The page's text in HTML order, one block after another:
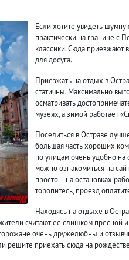
Если хотите увидеть
практически на границе с
классики. Сюда приезжают
для досуга.
Приезжать на отдых в
статичны. Максимально
осматривать
музеях, а зимой работает
Поселиться в Остраве
большая часть хороших
по улицам очень удобно
можно ознакомиться на
просто – на остановках
торопитесь, проезд
Находясь на отдыхе в
считают ее слишком пресной
очень дружелюбны и
решите приехать сюда на